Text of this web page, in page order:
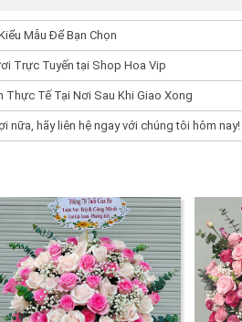
Mẫu Để Bạn Chọn
Trực Tuyến tại Shop Hoa Vip
Thực Tế Tại Nơi Sau Khi Giao Xong
nữa, hãy liên hệ ngay với chúng tôi hôm nay!